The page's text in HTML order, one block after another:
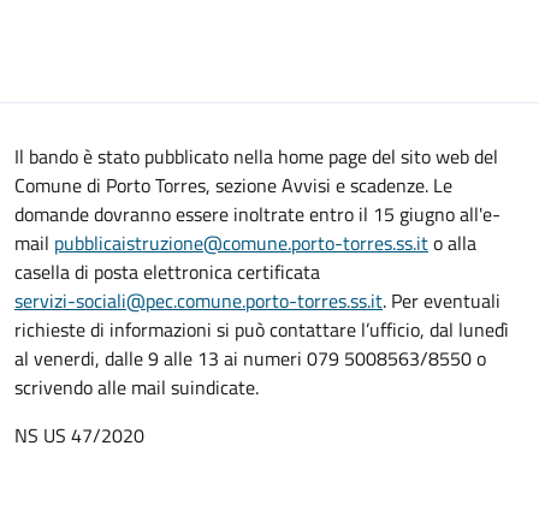
Il bando è stato pubblicato nella home page del sito web del
Comune di Porto Torres, sezione Avvisi e scadenze. Le
domande dovranno essere inoltrate entro il 15 giugno all'e-
mail pubblicaistruzione@comune.porto-torres.ss.ito alla
casella di posta elettronica certificata
servizi-sociali@pec.comune.porto-torres.ss.it. Per eventuali
richieste di informazioni si può contattare l’ufficio, dal lunedì
al venerdi, dalle 9 alle 13 ai numeri 079 5008563/8550 o
scrivendo alle mail suindicate.
NS US 47/2020